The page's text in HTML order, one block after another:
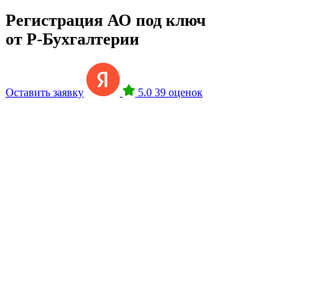
Регистрация АО под ключ
от Р-Бухгалтерии
Оставить заявку 5.0 39 оценок